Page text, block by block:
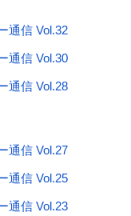
通信 Vol.32
通信 Vol.30
通信 Vol.28
通信 Vol.27
通信 Vol.25
通信 Vol.23